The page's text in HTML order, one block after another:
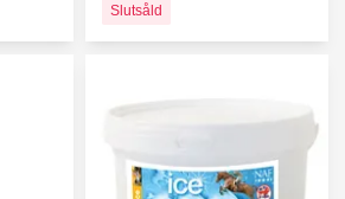
Slutsåld